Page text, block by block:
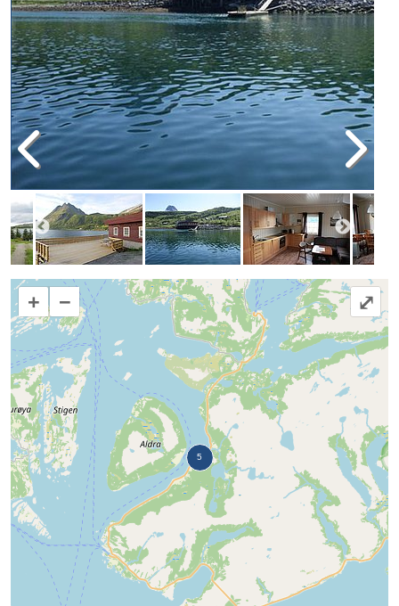
⤢
+ −